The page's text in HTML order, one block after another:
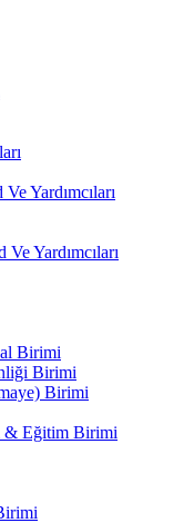
Yardımcıları
Yardımcıları
Birimi
Birimi
Birimi
& Eğitim Birimi